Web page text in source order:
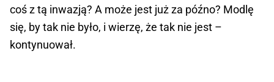
coś z tą inwazją? A może jest już za późno? Modlę
się, by tak nie było, i wierzę, że tak nie jest –
kontynuował.